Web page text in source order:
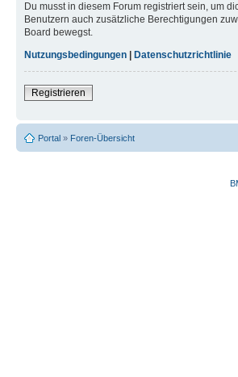
Du musst in diesem Forum registriert sein, um
Benutzern auch zusätzliche Berechtigungen
Board bewegst.
Nutzungsbedingungen
Datenschutzrichtlinie
Registrieren
Portal » Foren-Übersicht